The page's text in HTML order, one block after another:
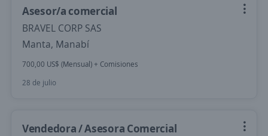
Asesor/a comercial
BRAVEL CORP SAS
Manta, Manabí
700,00 US$ (Mensual) + Comisiones
28 de julio
Vendedora / Asesora Comercial